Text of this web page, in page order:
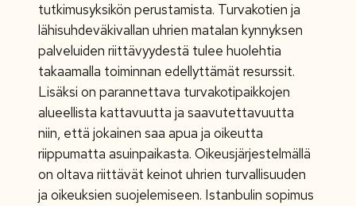
tutkimusyksikön perustamista. Turvakotien ja
lähisuhdeväkivallan uhrien matalan kynnyksen
palveluiden riittävyydestä tulee huolehtia
takaamalla toiminnan edellyttämät resurssit.
Lisäksi on parannettava turvakotipaikkojen
alueellista kattavuutta ja saavutettavuutta
niin, että jokainen saa apua ja oikeutta
riippumatta asuinpaikasta. Oikeusjärjestelmällä
on oltava riittävät keinot uhrien turvallisuuden
ja oikeuksien suojelemiseen. Istanbulin sopimus